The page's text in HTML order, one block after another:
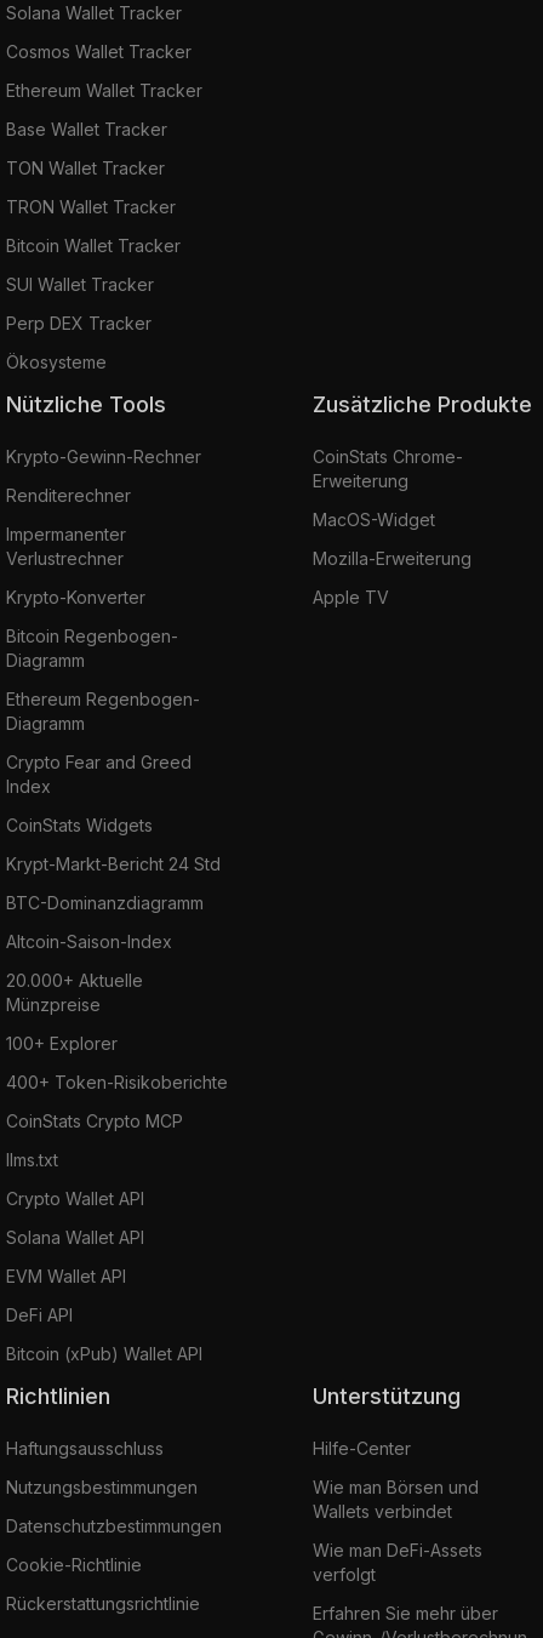
Solana Wallet Tracker
Cosmos Wallet Tracker
Ethereum Wallet Tracker
Base Wallet Tracker
TON Wallet Tracker
TRON Wallet Tracker
Bitcoin Wallet Tracker
SUI Wallet Tracker
Perp DEX Tracker
Ökosysteme
Nützliche Tools
Krypto-Gewinn-Rechner
Renditerechner
Impermanenter
Verlustrechner
Krypto-Konverter
Bitcoin Regenbogen-
Diagramm
Ethereum Regenbogen-
Diagramm
Crypto Fear and Greed
Index
CoinStats Widgets
Krypt-Markt-Bericht 24 Std
BTC-Dominanzdiagramm
Altcoin-Saison-Index
20.000+ Aktuelle
Münzpreise
100+ Explorer
400+ Token-Risikoberichte
CoinStats Crypto MCP
llms.txt
Crypto Wallet API
Solana Wallet API
EVM Wallet API
DeFi API
Bitcoin (xPub) Wallet API
Zusätzliche Produkte
CoinStats Chrome-
Erweiterung
MacOS-Widget
Mozilla-Erweiterung
Apple TV
Richtlinien
Haftungsausschluss
Nutzungsbestimmungen
Datenschutzbestimmungen
Cookie-Richtlinie
Rückerstattungsrichtlinie
Unterstützung
Hilfe-Center
Wie man Börsen und
Wallets verbindet
Wie man DeFi-Assets
verfolgt
Erfahren Sie mehr über